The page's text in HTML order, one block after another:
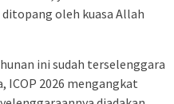
oleh kuasa Allah
ini sudah terselenggara
ICOP 2026 mengangkat